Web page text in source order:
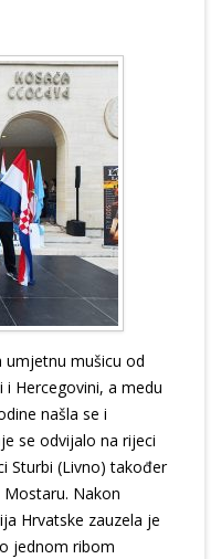
umjetnu mušicu od
i Hercegovini, a medu
našla se i
se odvijalo na rijeci
Sturbi (Livno) također
Nakon
Hrvatske zauzela je
jednom ribom